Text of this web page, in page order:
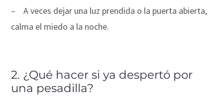
–
A veces dejar una luz prendida o la puerta abierta,
calma el miedo a la noche.
2. ¿Qué hacer si ya despertó por
una pesadilla?